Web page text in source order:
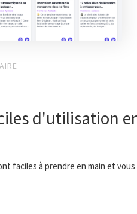
d'utilisation
faciles à prendre en main et